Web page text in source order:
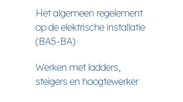
Het algemeen regelement
op de elektrische installatie
(BA5-BA)
Werken met ladders,
steigers en hoogtewerker